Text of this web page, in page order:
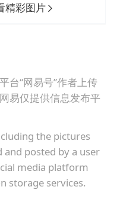
精彩图片
台“网易号”作者上传
易仅提供信息发布平
the pictures
and posted by a user
media platform
storage services.